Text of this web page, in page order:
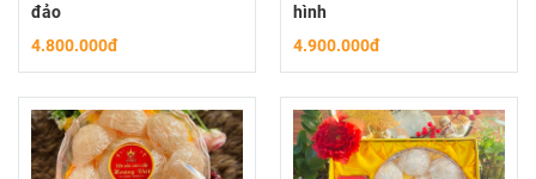
đảo
4.800.000đ
hình
4.900.000đ